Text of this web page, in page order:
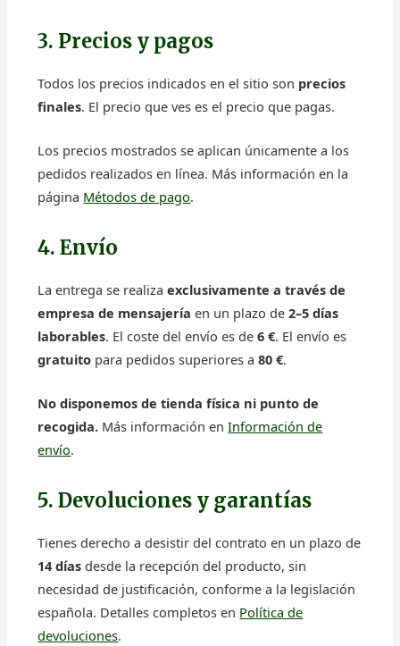
3. Precios y pagos
Todos los precios indicados en el sitio son precios
finales. El precio que ves es el precio que pagas.
Los precios mostrados se aplican únicamente a los
pedidos realizados en línea. Más información en la
página Métodos de pago.
4. Envío
La entrega se realizaexclusivamente a través de
empresa de mensajería en un plazo de2–5 días
laborables. El coste del envío es de6 €. El envío es
gratuito para pedidos superiores a80 €.
No disponemos de tienda física ni punto de
recogida. Más información enInformación de
envío.
5. Devoluciones y garantías
Tienes derecho a desistir del contrato en un plazo de
14 días desde la recepción del producto, sin
necesidad de justificación, conforme a la legislación
española. Detalles completos en Política de
devoluciones.